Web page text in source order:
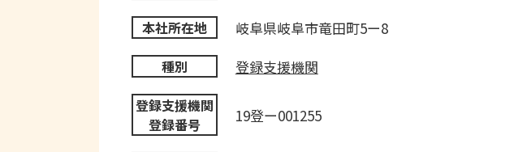
本社所在地 岐阜県岐阜市竜田町5ー8
種別 登録支援機関
登録支援機関
登録番号
19登ー001255